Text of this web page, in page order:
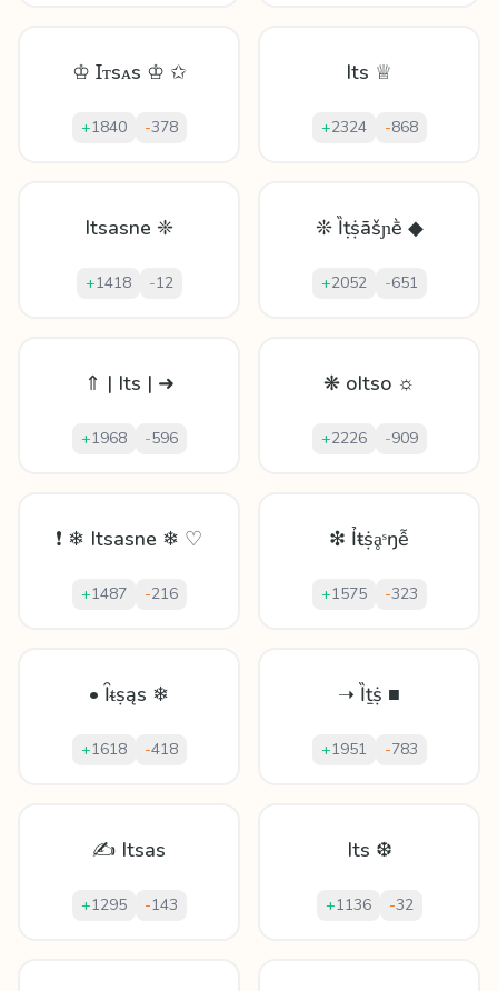
♔ Ɪᴛsᴀs ♔ ✩
+1840 -378
Its ♕
+2324 -868
Itsasne ❈
+1418 -12
❊ Ȉṭṩāšɲḕ ◆
+2052 -651
⇑ | Its | ➜
+1968 -596
❋ oItso ☼
+2226 -909
❗ ❄ Itsasne ❄ ♡
+1487 -216
❇ Ỉŧṩḁˢŋễ
+1575 -323
• Ȋᵵṣąs ❄
+1618 -418
➝ Ȉṯṩ ■
+1951 -783
✍ Itsas
+1295 -143
Its ❆
+1136 -32